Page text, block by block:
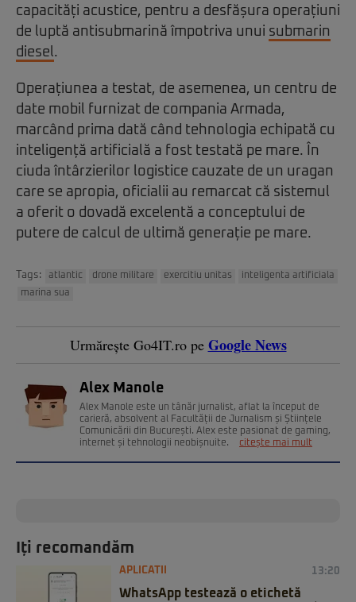
capacități acustice, pentru a desfășura operațiuni
de luptă antisubmarină împotriva unui submarin
diesel.
Operațiunea a testat, de asemenea, un centru de
date mobil furnizat de compania Armada,
marcând prima dată când tehnologia echipată cu
inteligență artificială a fost testată pe mare. În
ciuda întârzierilor logistice cauzate de un uragan
care se apropia, oficialii au remarcat că sistemul
a oferit o dovadă excelentă a conceptului de
putere de calcul de ultimă generație pe mare.
Tags: atlantic drone militare exercitiu unitas
inteligenta artificiala
marina sua
Urmărește Go4IT.ro pe Google News
Alex Manole
Alex Manole este un tânăr jurnalist, aflat la început de
carieră, absolvent al Facultății de Jurnalism și Științele
Comunicării din București. Alex este pasionat de gaming,
internet și tehnologii neobișnuite.
citește mai mult
Iți recomandăm
APLICATII 13:20
WhatsApp testează o etichetă